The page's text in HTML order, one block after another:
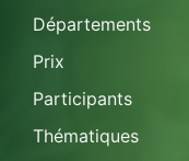
Départements
Prix
Participants
Thématiques